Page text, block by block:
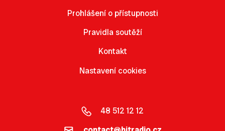
Prohlášení o přístupnosti
Pravidla soutěží
Kontakt
Nastavení cookies
48 512 12 12